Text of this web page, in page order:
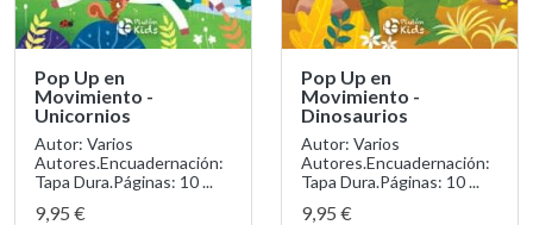
Pop Up en
Movimiento -
Unicornios
Autor: Varios
Autores.Encuadernación:
Tapa Dura.Páginas: 10 ...
9,95 €
Pop Up en
Movimiento -
Dinosaurios
Autor: Varios
Autores.Encuadernación:
Tapa Dura.Páginas: 10 ...
9,95 €